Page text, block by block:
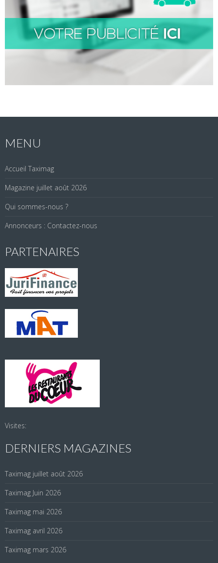
MENU
Accueil Taximag
Magazine juillet août 2026
Qui sommes-nous ?
Annonceurs : Contactez-nous
PARTENAIRES
Visites:
DERNIERS MAGAZINES
Taximag juillet août 2026
Taximag Juin 2026
Taximag mai 2026
Taximag avril 2026
Taximag mars 2026